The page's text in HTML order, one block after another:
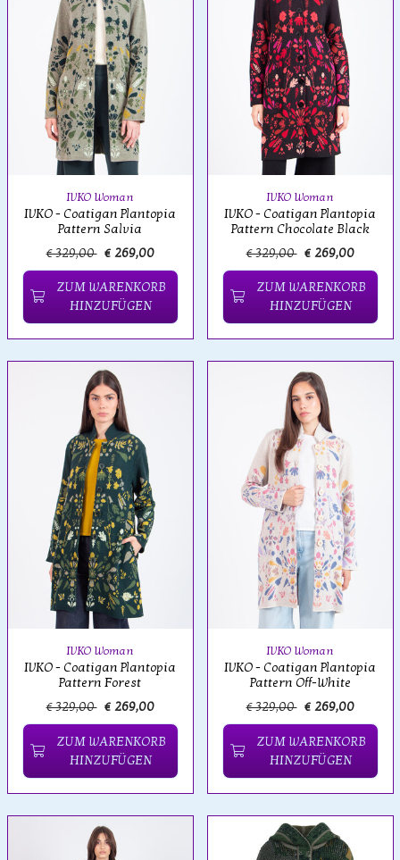
IVKO Woman
IVKO - Coatigan Plantopia
Pattern Salvia
€ 329,00 € 269,00
ZUM WARENKORB
HINZUFÜGEN
IVKO Woman
IVKO - Coatigan Plantopia
Pattern Chocolate Black
€ 329,00 € 269,00
ZUM WARENKORB
HINZUFÜGEN
IVKO Woman
IVKO - Coatigan Plantopia
Pattern Forest
€ 329,00 € 269,00
ZUM WARENKORB
HINZUFÜGEN
IVKO Woman
IVKO - Coatigan Plantopia
Pattern Off-White
€ 329,00 € 269,00
ZUM WARENKORB
HINZUFÜGEN